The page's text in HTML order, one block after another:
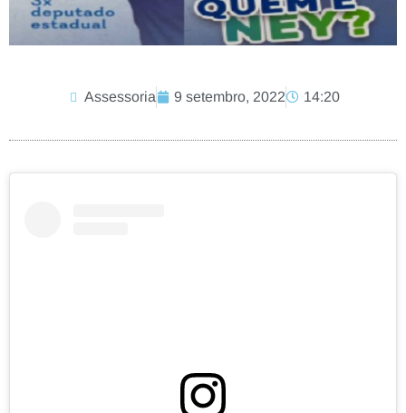
Assessoria 9 setembro, 2022 14:20